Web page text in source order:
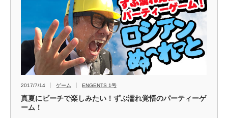
2017/7/14 ゲーム ENGENTS 1号
真夏にビーチで楽しみたい！ずぶ濡れ覚悟のパーティーゲ
ーム！